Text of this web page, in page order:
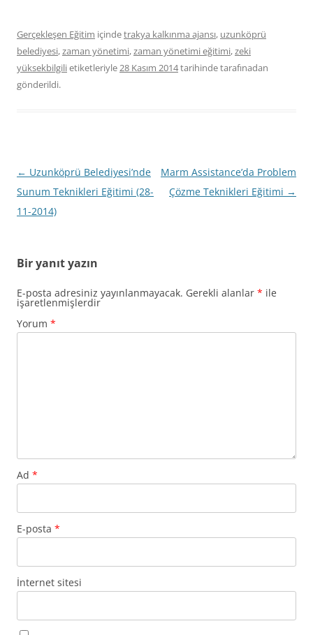
Gerçekleşen Eğitim içindetrakya kalkınma ajansı, uzunköprü
belediyesi,zaman yönetimi,zaman yönetimi eğitimi,zeki
yüksekbilgilietiketleriyle28 Kasım 2014tarihindetarafınadan
gönderildi.
Yazı
dolaşımı
← Uzunköprü Belediyesi’nde
Sunum Teknikleri Eğitimi (28-
11-2014)
Marm Assistance’da Problem
Çözme Teknikleri Eğitimi →
Bir yanıt yazın
E-posta adresiniz yayınlanmayacak. Gerekli alanlar * ile
işaretlenmişlerdir
Yorum *
Ad *
E-posta *
İnternet sitesi